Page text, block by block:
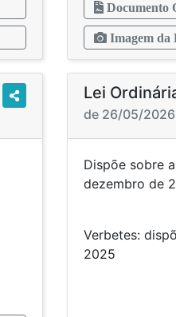
Documento
Imagem da
Lei
de 26/05/2026
Dispõe sobre
dezembro
Verbetes: